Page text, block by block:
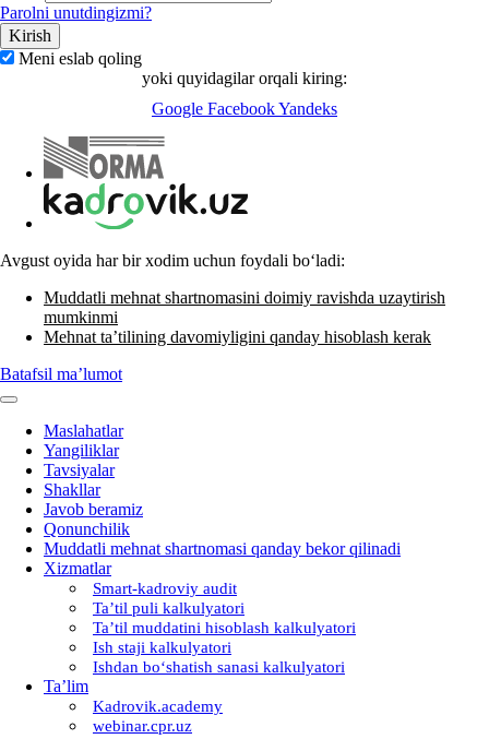
Parolni unutdingizmi?
Meni eslab qoling
yoki quyidagilar orqali kiring:
Google FacebookYandeks
Avgust oyida har bir хodim uchun foydali boʻladi:
Muddatli mehnat shartnomasini doimiy ravishda uzaytirish
mumkinmi
Mehnat ta’tilining davomiyligini qanday hisoblash kerak
Batafsil ma’lumot
Maslahatlar
Yangiliklar
Tavsiyalar
Shakllar
Javob beramiz
Qonunchilik
Muddatli mehnat shartnomasi qanday bekor qilinadi
Xizmatlar
Smart-kadroviy audit
Ta’til puli kalkulyatori
Ta’til muddatini hisoblash kalkulyatori
Ish staji kalkulyatori
Ishdan boʻshatish sanasi kalkulyatori
Ta’lim
Kadrovik.academy
webinar.cpr.uz